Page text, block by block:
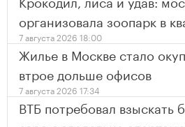
организовала зоопарк в
7 августа 2026 18:00
Жилье в Москве стало
втрое дольше офисов
7 августа 2026 17:34
ВТБ потребовал взыскать